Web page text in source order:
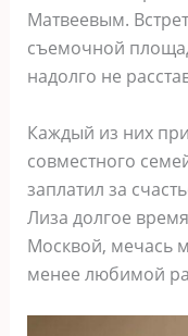
Матвеевым.
съемочной
надолго не
Каждый из них
совместного
заплатил за
Лиза долгое
Москвой, мечась
менее любимой